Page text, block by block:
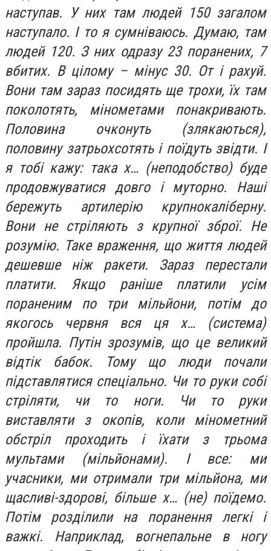
наступав. У них там людей 150 загалом
наступало. І то я сумніваюсь. Думаю, там
людей 120. З них одразу 23 поранених, 7
вбитих. В цілому – мінус 30. От і рахуй.
Вони там зараз посидять ще трохи, їх там
поколотять, мінометами понакривають.
Половина очконуть (злякаються),
половину затрьохсотять і поїдуть звідти. І
я тобі кажу: така х… (неподобство) буде
продовжуватися довго і муторно. Наші
бережуть артилерію крупнокаліберну.
Вони не стріляють з крупної зброї. Не
розумію. Таке враження, що життя людей
дешевше ніж ракети. Зараз перестали
платити. Якщо раніше платили усім
пораненим по три мільйони, потім до
якогось червня вся ця х… (система)
пройшла. Путін зрозумів, що це великий
відтік бабок. Тому що люди почали
підставлятися спеціально. Чи то руки собі
стріляти, чи то ноги. Чи то руки
виставляти з окопів, коли мінометний
обстріл проходить і їхати з трьома
мультами (мільйонами). І все: ми
учасники, ми отримали три мільйона, ми
щасливі-здорові, більше х… (не) поїдемо.
Потім розділили на поранення легкі і
важкі. Наприклад, вогнепальне в ногу